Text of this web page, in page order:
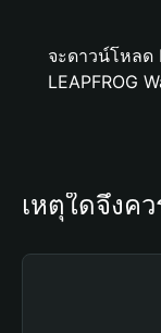
จะดาวน์โหลด
LEAPFROG
เหตุใดจึงค